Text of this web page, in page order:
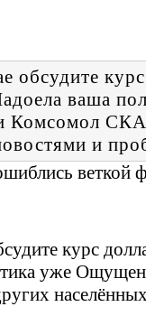
ваша
Комсомол
и
курс
уже